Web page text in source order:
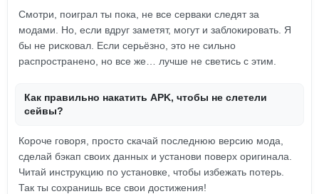
Смотри, поиграл ты пока, не все серваки следят за
модами. Но, если вдруг заметят, могут и заблокировать. Я
бы не рисковал. Если серьёзно, это не сильно
распространено, но все же… лучше не светись с этим.
Как правильно накатить APK, чтобы не слетели
сейвы?
Короче говоря, просто скачай последнюю версию мода,
сделай бэкап своих данных и установи поверх оригинала.
Читай инструкцию по установке, чтобы избежать потерь.
Так ты сохранишь все свои достижения!